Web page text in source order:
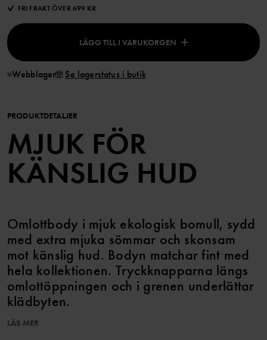
FRI FRAKT ÖVER 699 KR
LÄGG TILL I VARUKORGEN
Webblager Se lagerstatus i butik
PRODUKTDETALJER
MJUK FÖR
KÄNSLIG HUD
Omlottbody i mjuk ekologisk bomull, sydd
med extra mjuka sömmar och skonsam
mot känslig hud. Bodyn matchar fint med
hela kollektionen. Tryckknapparna längs
omlottöppningen och i grenen underlättar
klädbyten.
LÄS MER